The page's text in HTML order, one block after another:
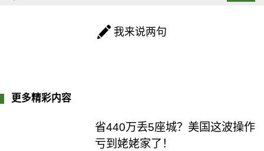
我来说两句
更多精彩内容
省440万丢5座城？美国这波操作
亏到姥姥家了！